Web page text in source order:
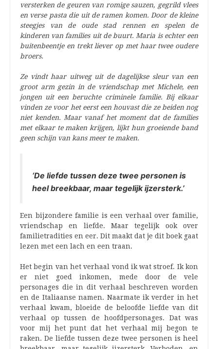
versterken de geuren van romige sauzen, gegrild vlees
en verse pasta die uit de ramen komen. Door de kleine
steegjes van de oude stad rennen en spelen de
kinderen van families uit de buurt. Maria is echter een
buitenbeentje en trekt liever op met haar twee oudere
broers.
Ze vindt haar uitweg uit de dagelijkse sleur van een
groot arm gezin in de vriendschap met Michele, een
jongen uit een beruchte criminele familie. Bij elkaar
vinden ze voor het eerst een houvast die ze beiden nog
niet kenden. Maar vanaf het moment dat de families
met elkaar te maken krijgen, lijkt hun groeiende band
geen schijn van kans meer te maken.
‘De liefde tussen deze twee personen is
heel breekbaar, maar tegelijk ijzersterk.’
Een bijzondere familie is een verhaal over familie,
vriendschap en liefde. Maar tegelijk ook over
familietradities en eer. Dit maakt dat je dit boek gaat
lezen met een lach en een traan.
Het begin van het verhaal vond ik wat stroef. Ik kon
er niet goed inkomen, mede door de vele
personages die in dit verhaal beschreven worden
en de Italiaanse namen. Naarmate ik verder in het
verhaal kwam, bloeide de beloofde liefde van dit
verhaal op tussen de hoofdpersonages. Dat was
voor mij het punt dat het verhaal mij begon te
raken. De liefde tussen deze twee personen is heel